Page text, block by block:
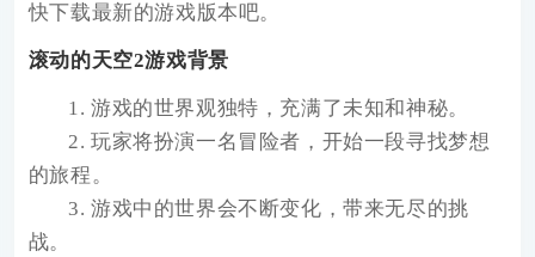
快下载最新的游戏版本吧。
滚动的天空2游戏背景
1. 游戏的世界观独特，充满了未知和神秘。
2. 玩家将扮演一名冒险者，开始一段寻找梦想
的旅程。
3. 游戏中的世界会不断变化，带来无尽的挑
战。